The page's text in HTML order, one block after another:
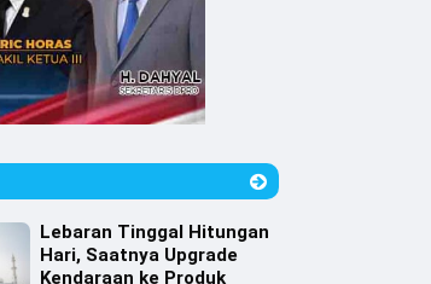
Lebaran Tinggal Hitungan
Hari, Saatnya Upgrade
Kendaraan ke Produk